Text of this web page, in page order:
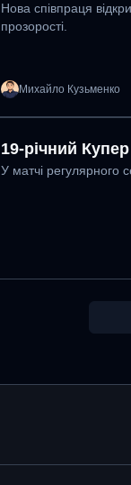
Нова співпраця
прозорості.
Михайло Кузьменко
19-річний
У матчі регулярного